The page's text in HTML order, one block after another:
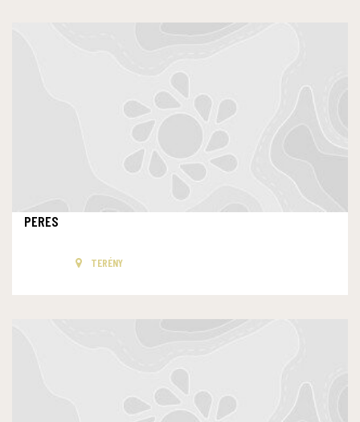
PERES
TERÉNY